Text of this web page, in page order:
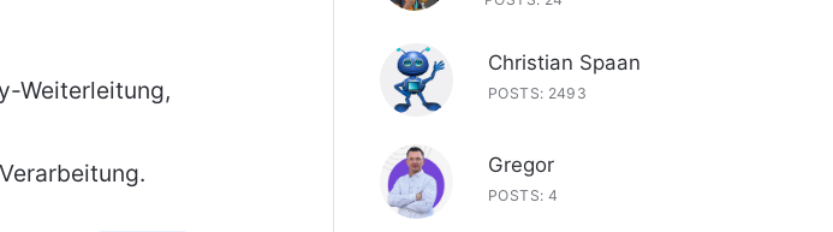
Weiterleitung,
Christian Spaan
POSTS: 2493
Gregor
POSTS: 4